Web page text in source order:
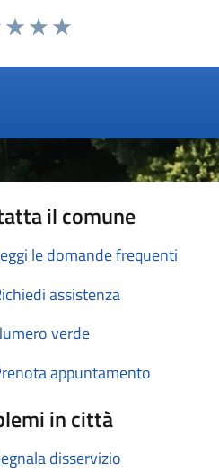
il comune
le domande frequenti
assistenza
verde
appuntamento
in città
disservizio